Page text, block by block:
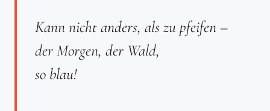
Kann nicht anders, als zu pfeifen –
der Morgen, der Wald,
so blau!